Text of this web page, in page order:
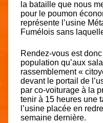
la bataille que nous
pour le poumon
représente l’usine
Fumélois sans
Rendez-vous est
population qu’aux
rassemblement «
devant le portail de
par co-voiturage à la
tenir à 15 heures une
l’usine placée en
semaine dernière.